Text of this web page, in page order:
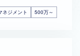
ネジメント 500万～